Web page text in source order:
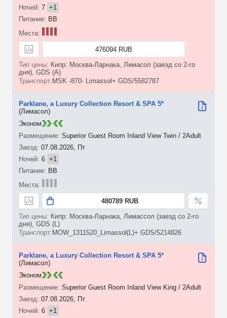
7 +1
BB
476094 RUB
Кипр: Москва-Ларнака, Лимасол (заезд со 2-го
дня), GDS (A)
MSK -870- Limassol+ GDS/5582787
07.08.2026, Пт
6 +1
Parklane, a Luxury Collection Resort & SPA 5*
(Лимасол)
Superior Guest Room Inland View Twin / 2Adult
BB
480789 RUB
Кипр: Москва-Ларнака, Лимассол (заезд со 2-го
дня), GDS (L)
MOW_1311520_Limassol(L)+ GDS/5214826
Эконом
07.08.2026, Пт
6 +1
Parklane, a Luxury Collection Resort & SPA 5*
(Лимасол)
Superior Guest Room Inland View King / 2Adult
Эконом